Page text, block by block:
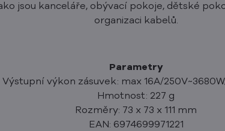
jsou kanceláře, obývací pokoje, dětské
organizaci kabelů.
Parametry
Výstupní výkon zásuvek: max 16A/
Hmotnost: 227 g
Rozměry: 73 x 73 x 111 mm
EAN: 6974699971221